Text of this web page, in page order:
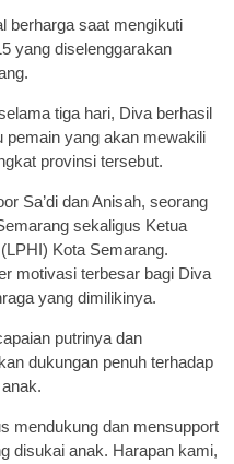
berharga saat mengikuti
yang diselenggarakan
tiga hari, Diva berhasil
pemain yang akan mewakili
provinsi tersebut.
Sa’di dan Anisah, seorang
sekaligus Ketua
Kota Semarang.
motivasi terbesar bagi Diva
yang dimilikinya.
putrinya dan
dukungan penuh terhadap
mendukung dan mensupport
disukai anak. Harapan kami,